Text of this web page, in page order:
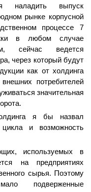
наладить выпуск
рынке корпусной
процессе 7
в любом случае
сейчас ведется
через который будут
как от холдинга
потребителей
значительная
я бы назвал
цикла и возможность
используемых в
на предприятиях
сырья. Поэтому
подверженные